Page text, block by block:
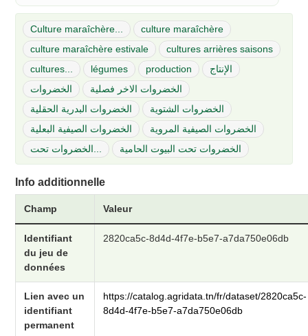
Culture maraîchère...
culture maraîchère
culture maraîchère estivale
cultures arrières saisons
cultures...
légumes production
الإنتاج
الخضروات
الخضروات الاخر فصلية
الخضروات البدرية الحقلية
الخضروات الشتوية
الخضروات الصيفية البعلية
الخضروات الصيفية المروية
الخضروات تحت...
الخضروات تحت البيوت الحامية
Info additionnelle
Champ Valeur
Identifiant
du jeu de
données
2820ca5c-8d4d-4f7e-b5e7-a7da750e06db
Lien avec un
identifiant
permanent
https://catalog.agridata.tn/fr/dataset/2820ca5c-
8d4d-4f7e-b5e7-a7da750e06db